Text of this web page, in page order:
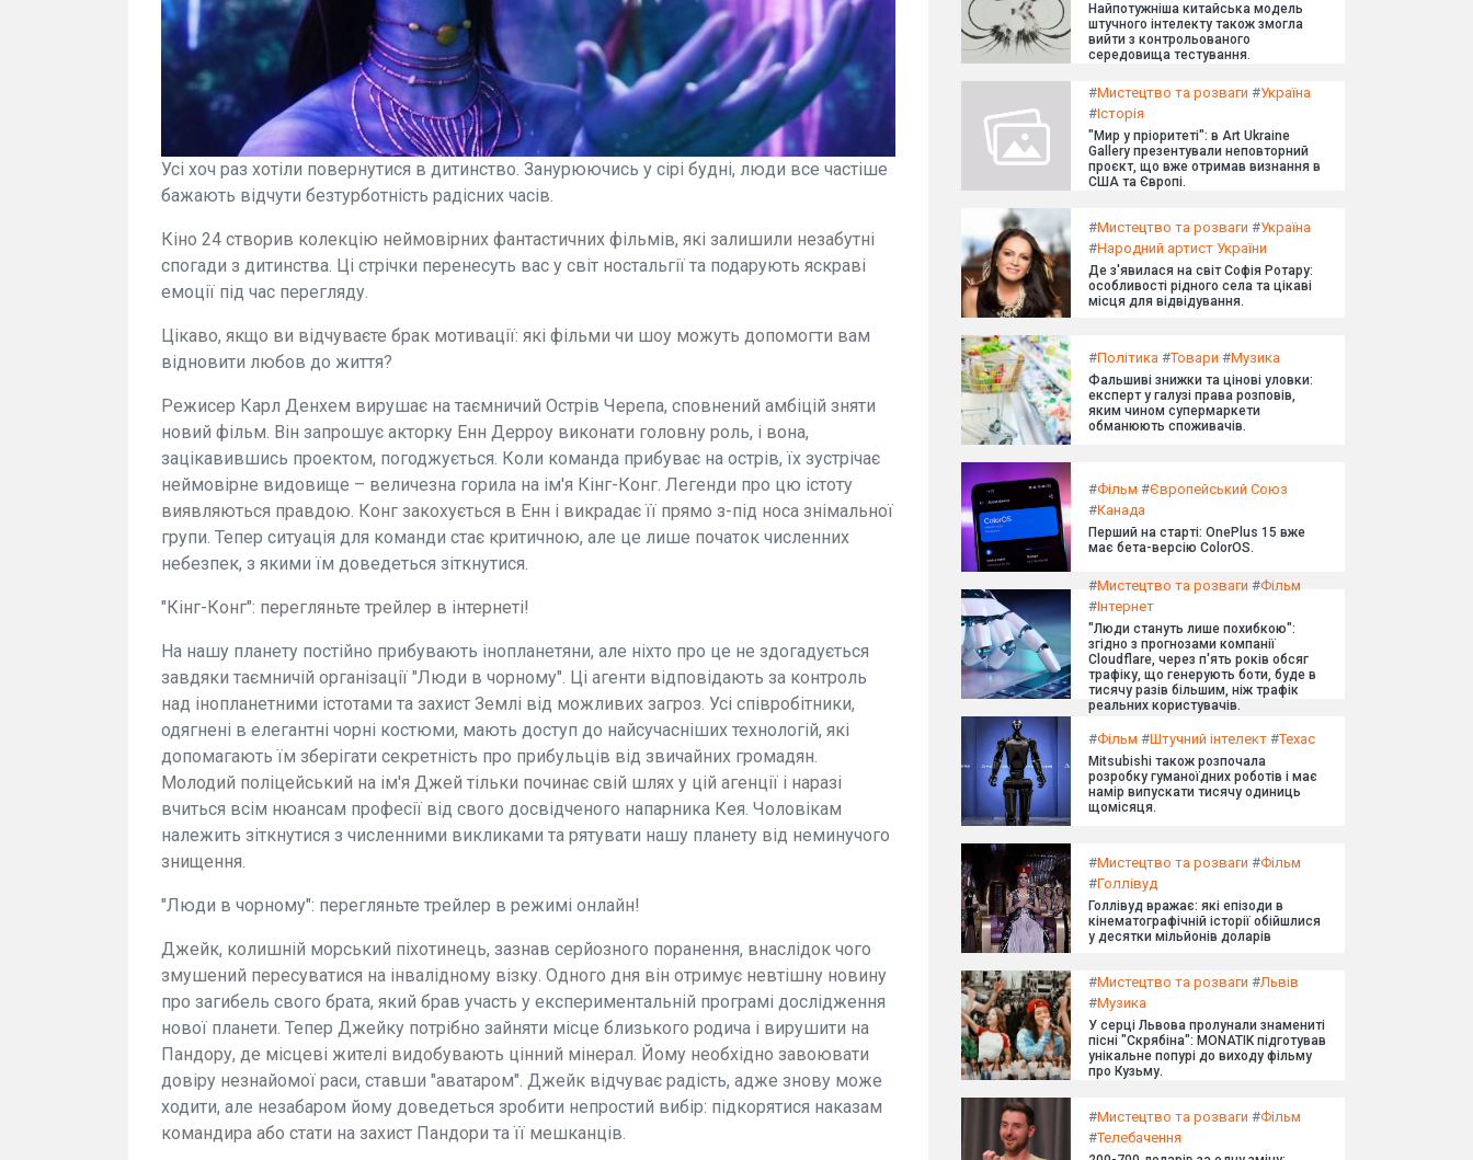
Усі хоч раз хотіли повернутися в дитинство. Занурюючись у сірі будні, люди все частіше
бажають відчути безтурботність радісних часів.
Кіно 24 створив колекцію неймовірних фантастичних фільмів, які залишили незабутні
спогади з дитинства. Ці стрічки перенесуть вас у світ ностальгії та подарують яскраві
емоції під час перегляду.
Цікаво, якщо ви відчуваєте брак мотивації: які фільми чи шоу можуть допомогти вам
відновити любов до життя?
Режисер Карл Денхем вирушає на таємничий Острів Черепа, сповнений амбіцій зняти
новий фільм. Він запрошує акторку Енн Дерроу виконати головну роль, і вона,
зацікавившись проектом, погоджується. Коли команда прибуває на острів, їх зустрічає
неймовірне видовище – величезна горила на ім'я Кінг-Конг. Легенди про цю істоту
виявляються правдою. Конг закохується в Енн і викрадає її прямо з-під носа знімальної
групи. Тепер ситуація для команди стає критичною, але це лише початок численних
небезпек, з якими їм доведеться зіткнутися.
"Кінг-Конг": перегляньте трейлер в інтернеті!
На нашу планету постійно прибувають інопланетяни, але ніхто про це не здогадується
завдяки таємничій організації "Люди в чорному". Ці агенти відповідають за контроль
над інопланетними істотами та захист Землі від можливих загроз. Усі співробітники,
одягнені в елегантні чорні костюми, мають доступ до найсучасніших технологій, які
допомагають їм зберігати секретність про прибульців від звичайних громадян.
Молодий поліцейський на ім'я Джей тільки починає свій шлях у цій агенції і наразі
вчиться всім нюансам професії від свого досвідченого напарника Кея. Чоловікам
належить зіткнутися з численними викликами та рятувати нашу планету від неминучого
знищення.
"Люди в чорному": перегляньте трейлер в режимі онлайн!
Джейк, колишній морський піхотинець, зазнав серйозного поранення, внаслідок чого
змушений пересуватися на інвалідному візку. Одного дня він отримує невтішну новину
про загибель свого брата, який брав участь у експериментальній програмі дослідження
нової планети. Тепер Джейку потрібно зайняти місце близького родича і вирушити на
Пандору, де місцеві жителі видобувають цінний мінерал. Йому необхідно завоювати
довіру незнайомої раси, ставши "аватаром". Джейк відчуває радість, адже знову може
ходити, але незабаром йому доведеться зробити непростий вибір: підкорятися наказам
командира або стати на захист Пандори та її мешканців.
Найпотужніша китайська модель
штучного інтелекту також змогла
вийти з контрольованого
середовища тестування.
#Мистецтво та розваги #Україна
#Історія
"Мир у пріоритеті": в Art Ukraine
Gallery презентували неповторний
проєкт, що вже отримав визнання в
США та Європі.
#Мистецтво та розваги #Україна
#Народний артист України
Де з'явилася на світ Софія Ротару:
особливості рідного села та цікаві
місця для відвідування.
#Політика #Товари #Музика
Фальшиві знижки та цінові уловки:
експерт у галузі права розповів,
яким чином супермаркети
обманюють споживачів.
#Фільм #Європейський Союз
#Канада
Перший на старті: OnePlus 15 вже
має бета-версію ColorOS.
#Мистецтво та розваги #Фільм
#Інтернет
"Люди стануть лише похибкою":
згідно з прогнозами компанії
Cloudflare, через п'ять років обсяг
трафіку, що генерують боти, буде в
тисячу разів більшим, ніж трафік
реальних користувачів.
#Фільм #Штучний інтелект #Техас
Mitsubishi також розпочала
розробку гуманоїдних роботів і має
намір випускати тисячу одиниць
щомісяця.
#Мистецтво та розваги #Фільм
#Голлівуд
Голлівуд вражає: які епізоди в
кінематографічній історії обійшлися
у десятки мільйонів доларів
#Мистецтво та розваги #Львів
#Музика
У серці Львова пролунали знамениті
пісні "Скрябіна": MONATIK підготував
унікальне попурі до виходу фільму
про Кузьму.
#Мистецтво та розваги #Фільм
#Телебачення